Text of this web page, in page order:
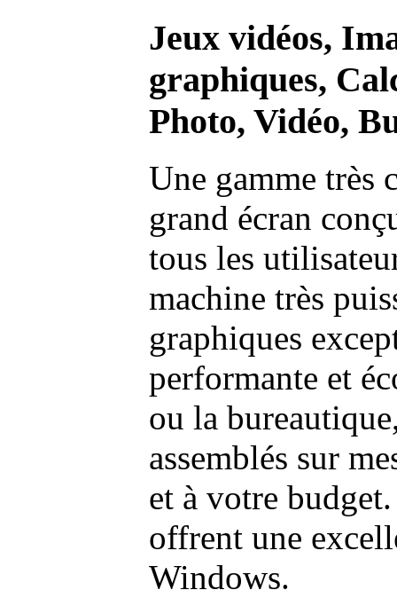
Jeux vidéos,
graphiques,
Photo, Vidéo,
Une gamme très
grand écran
tous les
machine très
graphiques
performante et
ou la
assemblés sur
et à votre
offrent une
Windows.